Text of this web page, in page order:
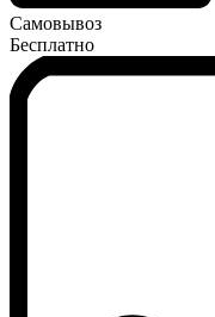
Самовывоз
Бесплатно